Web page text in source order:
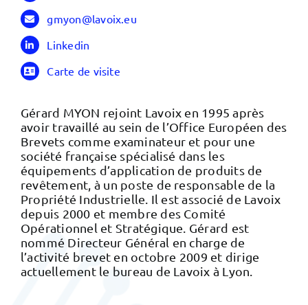
gmyon@lavoix.eu
Linkedin
Carte de visite
Gérard MYON rejoint Lavoix en 1995 après
avoir travaillé au sein de l’Office Européen des
Brevets comme examinateur et pour une
société française spécialisé dans les
équipements d’application de produits de
revêtement, à un poste de responsable de la
Propriété Industrielle. Il est associé de Lavoix
depuis 2000 et membre des Comité
Opérationnel et Stratégique. Gérard est
nommé Directeur Général en charge de
l’activité brevet en octobre 2009 et dirige
actuellement le bureau de Lavoix à Lyon.